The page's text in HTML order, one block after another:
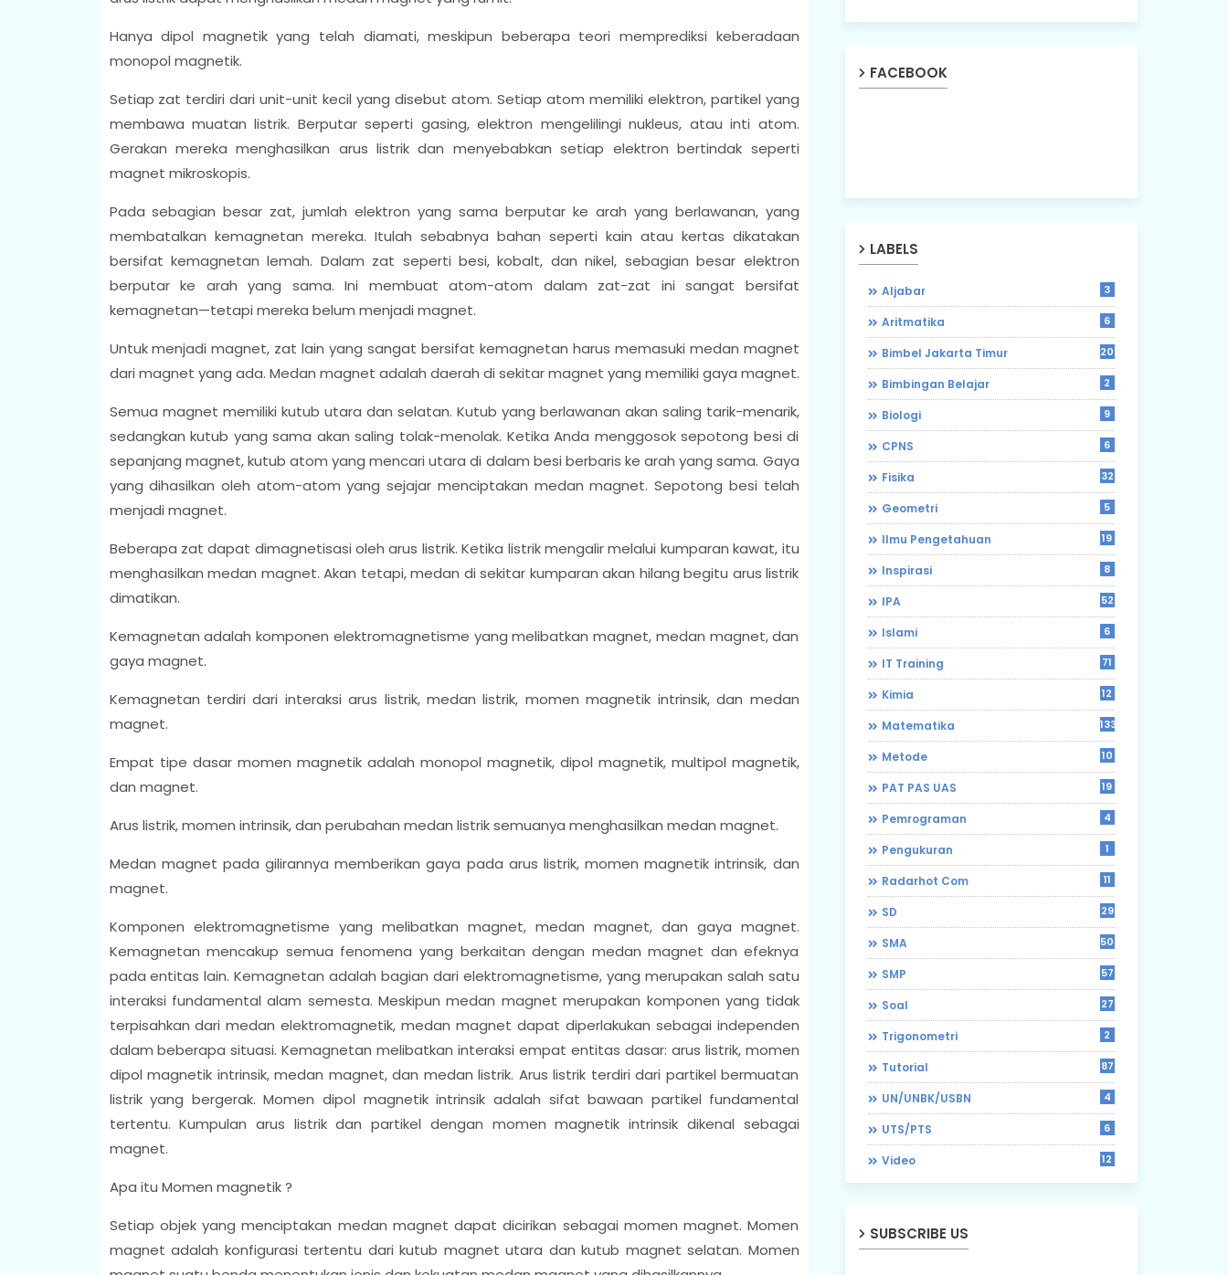
Hanya dipol magnetik yang telah diamati, meskipun beberapa teori memprediksi keberadaan
monopol magnetik.
Setiap zat terdiri dari unit-unit kecil yang disebut atom. Setiap atom memiliki elektron, partikel yang
membawa muatan listrik. Berputar seperti gasing, elektron mengelilingi nukleus, atau inti atom.
Gerakan mereka menghasilkan arus listrik dan menyebabkan setiap elektron bertindak seperti
magnet mikroskopis.
Pada sebagian besar zat, jumlah elektron yang sama berputar ke arah yang berlawanan, yang
membatalkan kemagnetan mereka. Itulah sebabnya bahan seperti kain atau kertas dikatakan
bersifat kemagnetan lemah. Dalam zat seperti besi, kobalt, dan nikel, sebagian besar elektron
berputar ke arah yang sama. Ini membuat atom-atom dalam zat-zat ini sangat bersifat
kemagnetan—tetapi mereka belum menjadi magnet.
Untuk menjadi magnet, zat lain yang sangat bersifat kemagnetan harus memasuki medan magnet
dari magnet yang ada. Medan magnet adalah daerah di sekitar magnet yang memiliki gaya magnet.
Semua magnet memiliki kutub utara dan selatan. Kutub yang berlawanan akan saling tarik-menarik,
sedangkan kutub yang sama akan saling tolak-menolak. Ketika Anda menggosok sepotong besi di
sepanjang magnet, kutub atom yang mencari utara di dalam besi berbaris ke arah yang sama. Gaya
yang dihasilkan oleh atom-atom yang sejajar menciptakan medan magnet. Sepotong besi telah
menjadi magnet.
Beberapa zat dapat dimagnetisasi oleh arus listrik. Ketika listrik mengalir melalui kumparan kawat, itu
menghasilkan medan magnet. Akan tetapi, medan di sekitar kumparan akan hilang begitu arus listrik
dimatikan.
Kemagnetan adalah komponen elektromagnetisme yang melibatkan magnet, medan magnet, dan
gaya magnet.
Kemagnetan terdiri dari interaksi arus listrik, medan listrik, momen magnetik intrinsik, dan medan
magnet.
Empat tipe dasar momen magnetik adalah monopol magnetik, dipol magnetik, multipol magnetik,
dan magnet.
Arus listrik, momen intrinsik, dan perubahan medan listrik semuanya menghasilkan medan magnet.
Medan magnet pada gilirannya memberikan gaya pada arus listrik, momen magnetik intrinsik, dan
magnet.
Komponen elektromagnetisme yang melibatkan magnet, medan magnet, dan gaya magnet.
Kemagnetan mencakup semua fenomena yang berkaitan dengan medan magnet dan efeknya
pada entitas lain. Kemagnetan adalah bagian dari elektromagnetisme, yang merupakan salah satu
interaksi fundamental alam semesta. Meskipun medan magnet merupakan komponen yang tidak
terpisahkan dari medan elektromagnetik, medan magnet dapat diperlakukan sebagai independen
dalam beberapa situasi. Kemagnetan melibatkan interaksi empat entitas dasar: arus listrik, momen
dipol magnetik intrinsik, medan magnet, dan medan listrik. Arus listrik terdiri dari partikel bermuatan
listrik yang bergerak. Momen dipol magnetik intrinsik adalah sifat bawaan partikel fundamental
tertentu. Kumpulan arus listrik dan partikel dengan momen magnetik intrinsik dikenal sebagai
magnet.
Apa itu Momen magnetik ?
Setiap objek yang menciptakan medan magnet dapat dicirikan sebagai momen magnet. Momen
magnet adalah konfigurasi tertentu dari kutub magnet utara dan kutub magnet selatan. Momen
FACEBOOK
LABELS
Aljabar 3
Aritmatika 6
Bimbel Jakarta Timur 203
Bimbingan Belajar 2
Biologi 9
CPNS 6
Fisika 32
Geometri 5
Ilmu Pengetahuan 19
Inspirasi 8
IPA 52
Islami 6
IT Training 71
Kimia 12
Matematika 133
Metode 10
PAT PAS UAS 19
Pemrograman 4
Pengukuran 1
Radarhot Com 11
SD 29
SMA 50
SMP 57
Soal 27
Trigonometri 2
Tutorial 87
UN/UNBK/USBN 4
UTS/PTS 6
Video 12
SUBSCRIBE US